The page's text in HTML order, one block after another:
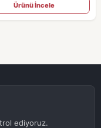
Ürünü İncele
ediyoruz.